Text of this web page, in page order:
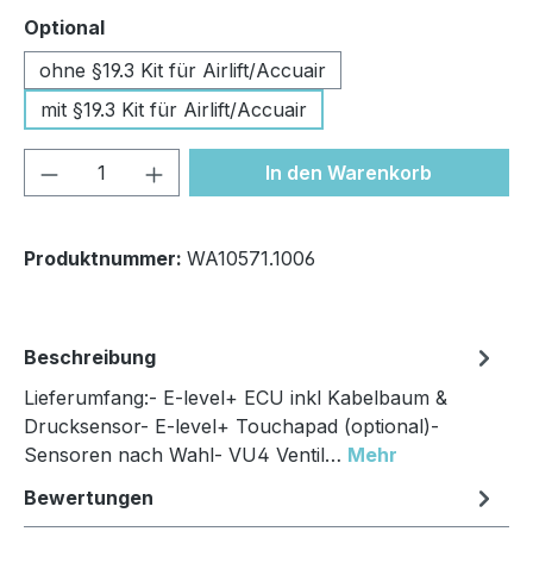
Optionalauswählen
ohne §19.3 Kit für Airlift/Accuair
mit §19.3 Kit für Airlift/Accuair
Produkt Anzahl: Gib denIn den Warenkorb
Produktnummer: WA10571.1006
Beschreibung
Lieferumfang:- E-level+ ECU inkl Kabelbaum &
Drucksensor- E-level+ Touchapad (optional)-
Sensoren nach Wahl- VU4 Ventil… Mehr
Bewertungen